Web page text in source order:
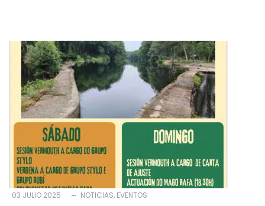
03 JULIO 2025 NOTICIAS EVENTOS